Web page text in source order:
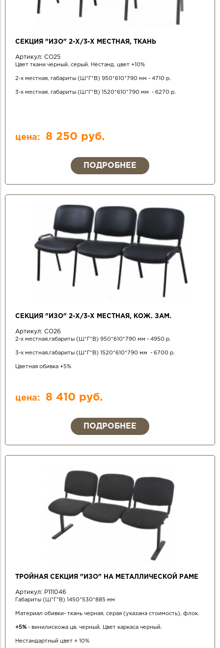
СЕКЦИЯ "ИЗО" 2-Х/3-Х МЕСТНАЯ, ТКАНЬ
Артикул: СО25
Цвет ткани черный, серый. Нестанд. цвет +10%
2-х местная, габариты (Ш*Г*В) 950*610*790 мм - 4710 р.
3-х местная, габариты (Ш*Г*В) 1520*610*790 мм - 6270 р.
цена: 8 250 руб.
ПОДРОБНЕЕ
СЕКЦИЯ "ИЗО" 2-Х/3-Х МЕСТНАЯ, КОЖ. ЗАМ.
Артикул: СО26
2-х местная,габариты (Ш*Г*В) 950*610*790 мм - 4950 р.
3-х местная,габариты (Ш*Г*В) 1520*610*790 мм - 6700 р.
Цветная обивка +5%
цена: 8 410 руб.
ПОДРОБНЕЕ
ТРОЙНАЯ СЕКЦИЯ "ИЗО" НА МЕТАЛЛИЧЕСКОЙ РАМЕ
Артикул: Р111046
Габариты (Ш*Г*В) 1450*530*885 мм
Материал обивки- ткань черная, серая (указана стоимость), флок.
+5% - винилискожа цв. черный. Цвет каркаса черный.
Нестандартный цвет + 10%